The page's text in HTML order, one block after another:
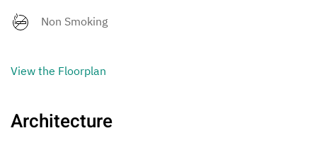
Non Smoking
View the Floorplan
Architecture